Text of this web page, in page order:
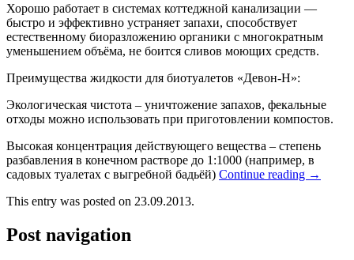
Хорошо работает в системах коттеджной канализации —
быстро и эффективно устраняет запахи, способствует
естественному биоразложению органики с многократным
уменьшением объёма, не боится сливов моющих средств.
Преимущества жидкости для биотуалетов «Девон-Н»:
Экологическая чистота – уничтожение запахов, фекальные
отходы можно использовать при приготовлении компостов.
Высокая концентрация действующего вещества – степень
разбавления в конечном растворе до 1:1000 (например, в
садовых туалетах с выгребной бадьёй) Continue reading →
This entry was posted on 23.09.2013.
Post navigation